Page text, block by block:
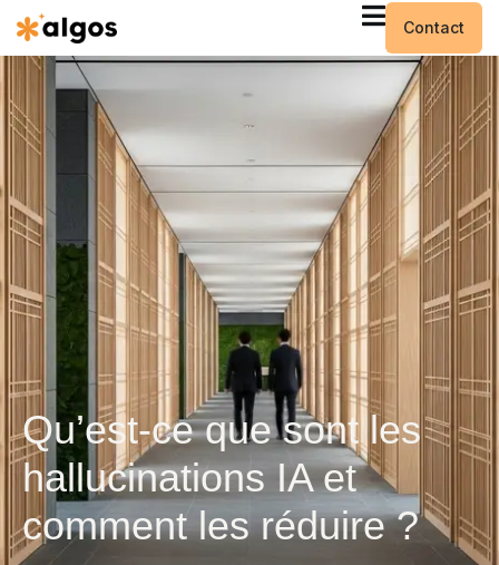
Contact
Qu’est-ce que sont les
hallucinations IA et
comment les réduire ?